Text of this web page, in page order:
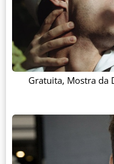
Gratuita, Mostra da